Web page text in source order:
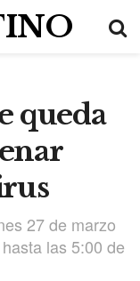
queda
27 de marzo
las 5:00 de